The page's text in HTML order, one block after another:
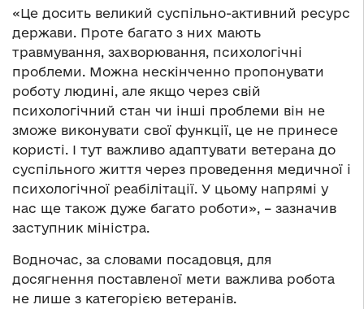
«Це досить великий суспільно-активний ресурс
держави. Проте багато з них мають
травмування, захворювання, психологічні
проблеми. Можна нескінченно пропонувати
роботу людині, але якщо через свій
психологічний стан чи інші проблеми він не
зможе виконувати свої функції, це не принесе
користі. І тут важливо адаптувати ветерана до
суспільного життя через проведення медичної і
психологічної реабілітації. У цьому напрямі у
нас ще також дуже багато роботи», – зазначив
заступник міністра.
Водночас, за словами посадовця, для
досягнення поставленої мети важлива робота
не лише з категорією ветеранів.